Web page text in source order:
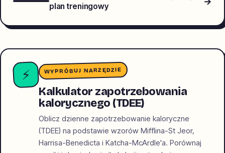
plan treningowy
⚡ WYPRÓBUJ NARZĘDZIE
Kalkulator zapotrzebowania
kalorycznego (TDEE)
Oblicz dzienne zapotrzebowanie kaloryczne
(TDEE) na podstawie wzorów Mifflina-St Jeor,
Harrisa-Benedicta i Katcha-McArdle'a. Porównaj